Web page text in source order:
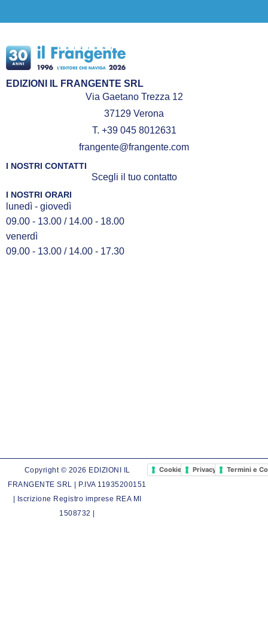
EDIZIONI IL FRANGENTE SRL
Via Gaetano Trezza 12
37129 Verona
T. +39 045 8012631
frangente@frangente.com
I NOSTRI CONTATTI
Scegli il tuo contatto
I NOSTRI ORARI
lunedì - giovedì
09.00 - 13.00 / 14.00 - 18.00
venerdì
09.00 - 13.00 / 14.00 - 17.30
Copyright © 2026 EDIZIONI IL
FRANGENTE SRL | P.IVA 11935200151
| Iscrizione Registro imprese REA MI
1508732 |
Cookie PolicyPrivacy PolicyTermini e